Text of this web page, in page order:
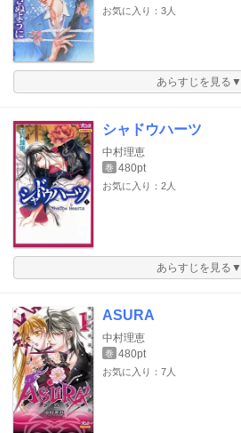
お気に入り：3人
あらすじを見る▼
シャドウハーツ
中村理恵
巻 480pt
お気に入り：2人
あらすじを見る▼
ASURA
中村理恵
巻 480pt
お気に入り：7人